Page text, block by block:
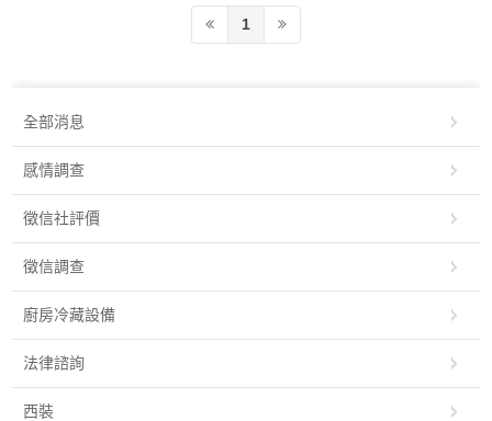
1
全部消息
感情調查
徵信社評價
徵信調查
廚房冷藏設備
法律諮詢
西裝